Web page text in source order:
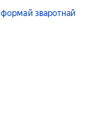
формай зваротнай